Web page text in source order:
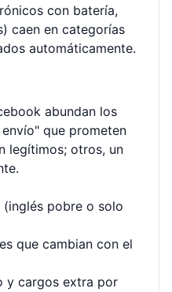
con batería,
caen en categorías
automáticamente.
abundan los
que prometen
legítimos; otros, un
pobre o solo
que cambian con el
y cargos extra por